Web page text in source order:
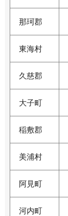
那珂郡
東海村
久慈郡
大子町
稲敷郡
美浦村
阿見町
河内町